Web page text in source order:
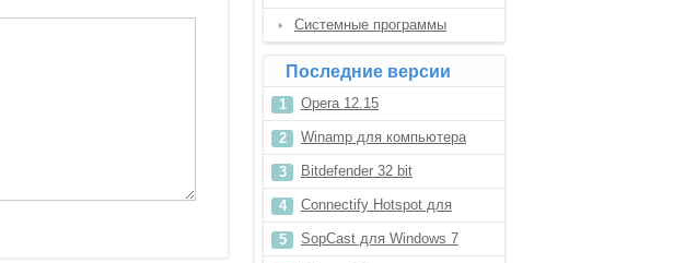
Системные программы
Последние версии
Opera 12.15
Winamp для компьютера
Bitdefender 32 bit
Connectify Hotspot для
Windows 8
SopCast для Windows 7